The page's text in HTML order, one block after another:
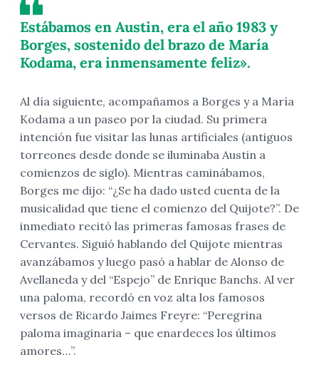
Estábamos en Austin, era el año 1983 y
Borges, sostenido del brazo de María
Kodama, era inmensamente feliz».
Al día siguiente, acompañamos a Borges y a María
Kodama a un paseo por la ciudad. Su primera
intención fue visitar las lunas artificiales (antiguos
torreones desde donde se iluminaba Austin a
comienzos de siglo). Mientras caminábamos,
Borges me dijo: “¿Se ha dado usted cuenta de la
musicalidad que tiene el comienzo del Quijote?”. De
inmediato recitó las primeras famosas frases de
Cervantes. Siguió hablando del Quijote mientras
avanzábamos y luego pasó a hablar de Alonso de
Avellaneda y del “Espejo” de Enrique Banchs. Al ver
una paloma, recordó en voz alta los famosos
versos de Ricardo Jaimes Freyre: “Peregrina
paloma imaginaria – que enardeces los últimos
amores…”.